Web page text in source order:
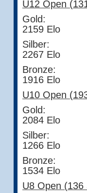
U12 Open
2159 Elo
Silber:
2267 Elo
1916 Elo
U10 Open
2084 Elo
Silber:
1266 Elo
1534 Elo
U8 Open (136